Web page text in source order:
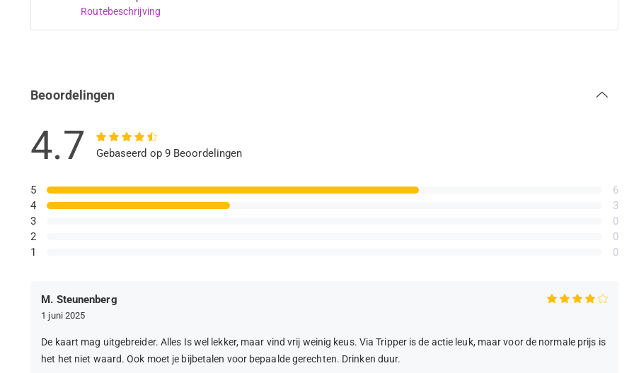
Routebeschrijving
Beoordelingen
4.7 Gebaseerd op 9 Beoordelingen
5
4
3
2
1
6
3
0
0
0
M. Steunenberg
1 juni 2025
De kaart mag uitgebreider. Alles Is wel lekker, maar vind vrij weinig keus. Via Tripper is de actie leuk, maar voor de normale prijs is
het het niet waard. Ook moet je bijbetalen voor bepaalde gerechten. Drinken duur.